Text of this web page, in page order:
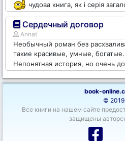
чудова книга, як і серія
Сердечный договор
Annat
Необычный роман без
такие красивые, умные,
Непонятная история, но очень
book-
© 2019
Все книги на нашем сайте
защищены